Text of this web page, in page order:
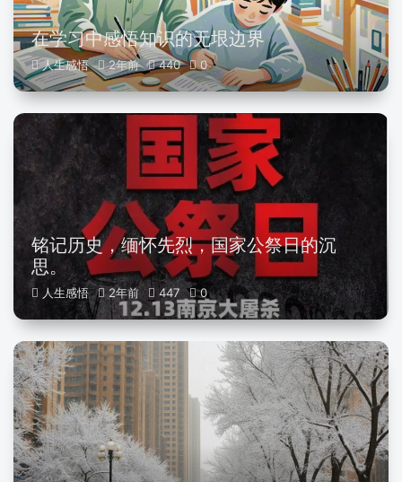
在学习中感悟知识的无垠边界
人生感悟 2年前 440 0
铭记历史，缅怀先烈，国家公祭日的沉
思。
人生感悟 2年前 447 0